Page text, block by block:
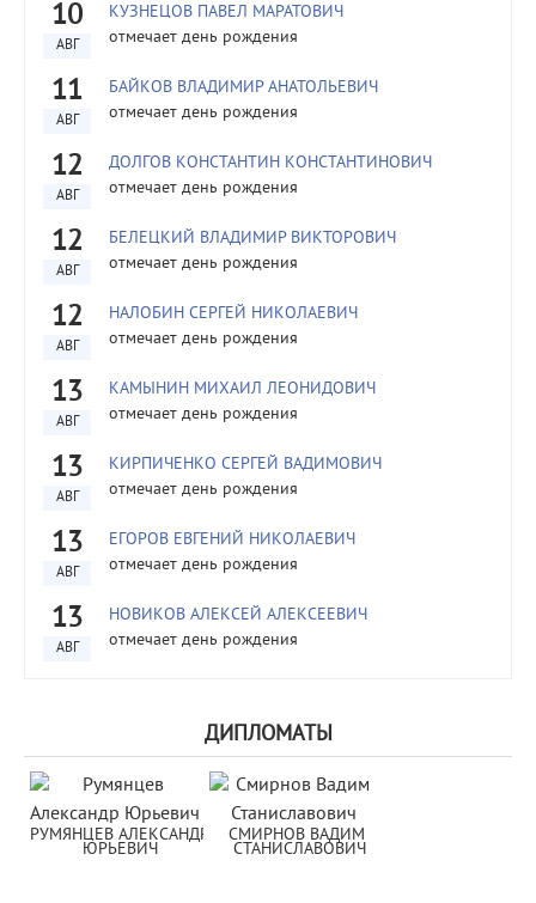
10
АВГ
КУЗНЕЦОВ ПАВЕЛ МАРАТОВИЧ
отмечает день рождения
11
АВГ
БАЙКОВ ВЛАДИМИР АНАТОЛЬЕВИЧ
отмечает день рождения
12
АВГ
ДОЛГОВ КОНСТАНТИН КОНСТАНТИНОВИЧ
отмечает день рождения
12
АВГ
БЕЛЕЦКИЙ ВЛАДИМИР ВИКТОРОВИЧ
отмечает день рождения
12
АВГ
НАЛОБИН СЕРГЕЙ НИКОЛАЕВИЧ
отмечает день рождения
13
АВГ
КАМЫНИН МИХАИЛ ЛЕОНИДОВИЧ
отмечает день рождения
13
АВГ
КИРПИЧЕНКО СЕРГЕЙ ВАДИМОВИЧ
отмечает день рождения
13
АВГ
ЕГОРОВ ЕВГЕНИЙ НИКОЛАЕВИЧ
отмечает день рождения
13
АВГ
НОВИКОВ АЛЕКСЕЙ АЛЕКСЕЕВИЧ
отмечает день рождения
ДИПЛОМАТЫ
РУМЯНЦЕВ АЛЕКСАНДР
ЮРЬЕВИЧ
СМИРНОВ ВАДИМ
СТАНИСЛАВОВИЧ